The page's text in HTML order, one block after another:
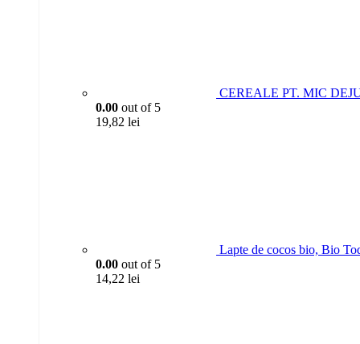
CEREALE PT. MIC
0.00 out of 5
19,82 lei
Lapte de cocos bio, Bio
0.00 out of 5
14,22 lei